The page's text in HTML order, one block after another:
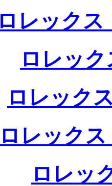
ロレックス
ロレッ
ロレック
ロレック
ロレッ